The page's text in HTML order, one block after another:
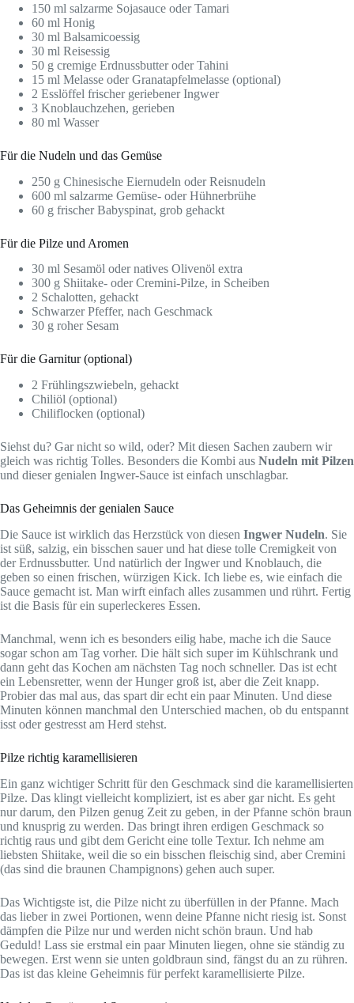
150 ml salzarme Sojasauce oder Tamari
60 ml Honig
30 ml Balsamicoessig
30 ml Reisessig
50 g cremige Erdnussbutter oder Tahini
15 ml Melasse oder Granatapfelmelasse (optional)
2 Esslöffel frischer geriebener Ingwer
3 Knoblauchzehen, gerieben
80 ml Wasser
Für die Nudeln und das Gemüse
250 g Chinesische Eiernudeln oder Reisnudeln
600 ml salzarme Gemüse- oder Hühnerbrühe
60 g frischer Babyspinat, grob gehackt
Für die Pilze und Aromen
30 ml Sesamöl oder natives Olivenöl extra
300 g Shiitake- oder Cremini-Pilze, in Scheiben
2 Schalotten, gehackt
Schwarzer Pfeffer, nach Geschmack
30 g roher Sesam
Für die Garnitur (optional)
2 Frühlingszwiebeln, gehackt
Chiliöl (optional)
Chiliflocken (optional)
Siehst du? Gar nicht so wild, oder? Mit diesen Sachen zaubern wir
gleich was richtig Tolles. Besonders die Kombi aus Nudeln mit Pilzen
und dieser genialen Ingwer-Sauce ist einfach unschlagbar.
Das Geheimnis der genialen Sauce
Die Sauce ist wirklich das Herzstück von diesen Ingwer Nudeln. Sie
ist süß, salzig, ein bisschen sauer und hat diese tolle Cremigkeit von
der Erdnussbutter. Und natürlich der Ingwer und Knoblauch, die
geben so einen frischen, würzigen Kick. Ich liebe es, wie einfach die
Sauce gemacht ist. Man wirft einfach alles zusammen und rührt. Fertig
ist die Basis für ein superleckeres Essen.
Manchmal, wenn ich es besonders eilig habe, mache ich die Sauce
sogar schon am Tag vorher. Die hält sich super im Kühlschrank und
dann geht das Kochen am nächsten Tag noch schneller. Das ist echt
ein Lebensretter, wenn der Hunger groß ist, aber die Zeit knapp.
Probier das mal aus, das spart dir echt ein paar Minuten. Und diese
Minuten können manchmal den Unterschied machen, ob du entspannt
isst oder gestresst am Herd stehst.
Pilze richtig karamellisieren
Ein ganz wichtiger Schritt für den Geschmack sind die karamellisierten
Pilze. Das klingt vielleicht kompliziert, ist es aber gar nicht. Es geht
nur darum, den Pilzen genug Zeit zu geben, in der Pfanne schön braun
und knusprig zu werden. Das bringt ihren erdigen Geschmack so
richtig raus und gibt dem Gericht eine tolle Textur. Ich nehme am
liebsten Shiitake, weil die so ein bisschen fleischig sind, aber Cremini
(das sind die braunen Champignons) gehen auch super.
Das Wichtigste ist, die Pilze nicht zu überfüllen in der Pfanne. Mach
das lieber in zwei Portionen, wenn deine Pfanne nicht riesig ist. Sonst
dämpfen die Pilze nur und werden nicht schön braun. Und hab
Geduld! Lass sie erstmal ein paar Minuten liegen, ohne sie ständig zu
bewegen. Erst wenn sie unten goldbraun sind, fängst du an zu rühren.
Das ist das kleine Geheimnis für perfekt karamellisierte Pilze.